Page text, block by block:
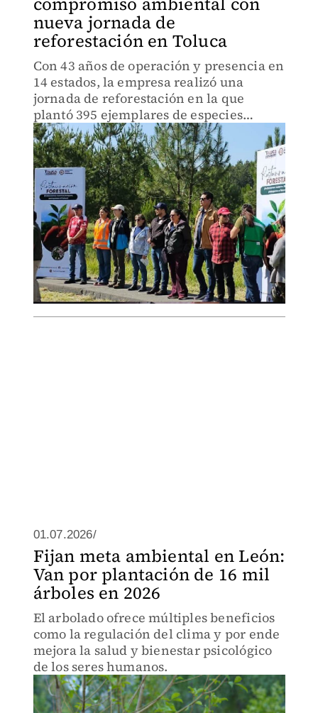
nueva jornada de
reforestación en Toluca
Con 43 años de operación y presencia en
14 estados, la empresa realizó una
jornada de reforestación en la que
plantó 395 ejemplares de especies
nativas.
01.07.2026/
Fijan meta ambiental en León:
Van por plantación de 16 mil
árboles en 2026
El arbolado ofrece múltiples beneficios
como la regulación del clima y por ende
mejora la salud y bienestar psicológico
de los seres humanos.